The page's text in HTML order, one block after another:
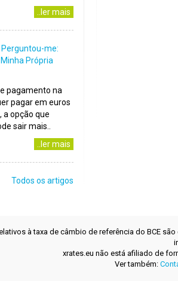
..ler mais
me:
Própria
pagamento na
pagar em euros
a opção que
sair mais..
..ler mais
Todos os artigos
à taxa de câmbio de referência do BCE
xrates.eu não está afiliado de
Ver também: